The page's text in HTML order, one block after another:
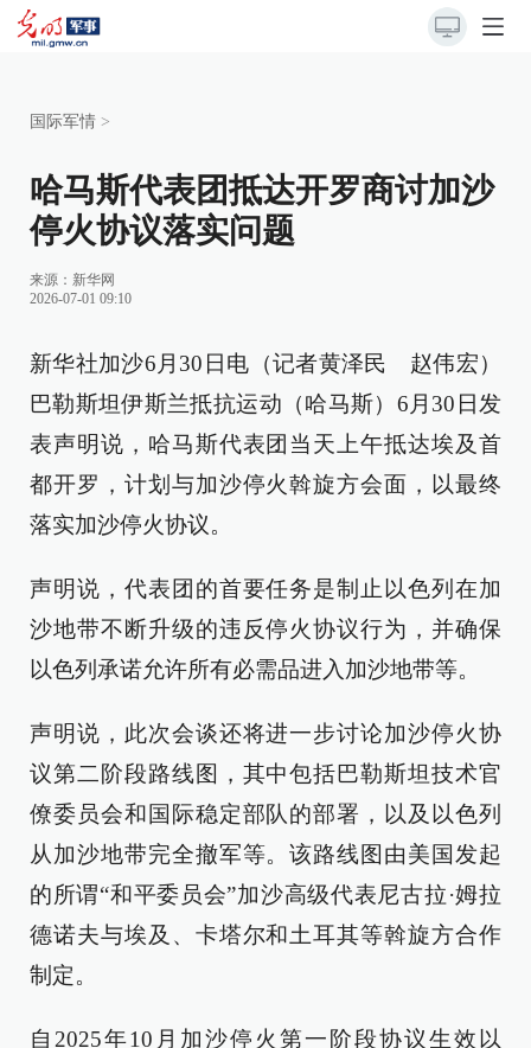
国际军情 >
哈马斯代表团抵达开罗商讨加沙
停火协议落实问题
来源： 新华网
2026-07-01 09:10
新华社加沙6月30日电（记者黄泽民 赵伟宏）
巴勒斯坦伊斯兰抵抗运动（哈马斯）6月30日发
表声明说，哈马斯代表团当天上午抵达埃及首
都开罗，计划与加沙停火斡旋方会面，以最终
落实加沙停火协议。
声明说，代表团的首要任务是制止以色列在加
沙地带不断升级的违反停火协议行为，并确保
以色列承诺允许所有必需品进入加沙地带等。
声明说，此次会谈还将进一步讨论加沙停火协
议第二阶段路线图，其中包括巴勒斯坦技术官
僚委员会和国际稳定部队的部署，以及以色列
从加沙地带完全撤军等。该路线图由美国发起
的所谓“和平委员会”加沙高级代表尼古拉·姆拉
德诺夫与埃及、卡塔尔和土耳其等斡旋方合作
制定。
自2025年10月加沙停火第一阶段协议生效以